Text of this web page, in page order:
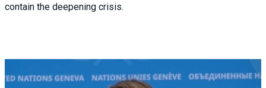
contain the deepening crisis.